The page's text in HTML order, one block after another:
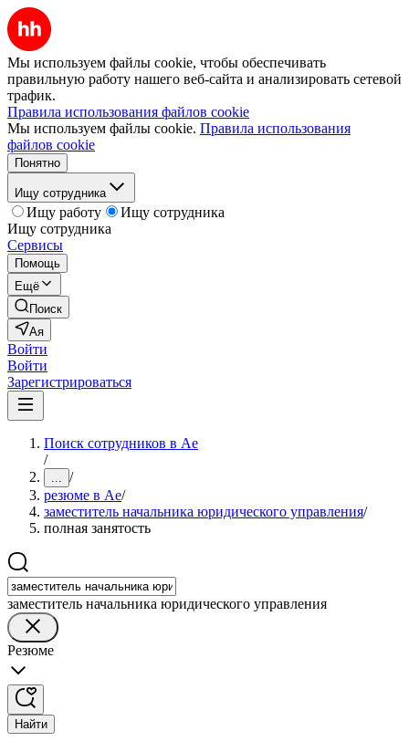
Мы используем файлы cookie, чтобы обеспечивать
правильную работу нашего веб-сайта и анализировать сетевой
трафик.
Правила использования файлов cookie
Мы используем файлы cookie. Правила использования
файлов cookie
Понятно
Ищу сотрудника
Ищу работу
Ищу сотрудника
Ищу сотрудника
Сервисы
Помощь
Ещё
Поиск
Ая
Войти
Войти
Зарегистрироваться
Поиск сотрудников в Ае
/
... /
резюме в Ае/
заместитель начальника юридического управления/
полная занятость
заместитель начальника юридического управления
Резюме
Найти